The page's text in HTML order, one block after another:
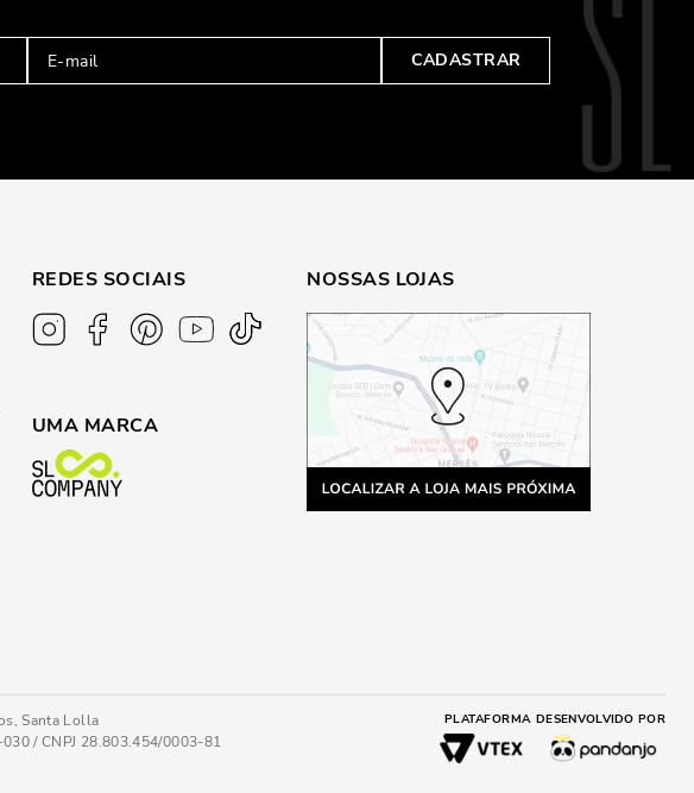
CADASTRAR
REDES SOCIAIS
UMA MARCA
NOSSAS LOJAS
Santa Lolla
/ CNPJ 28.803.454/0003-81
PLATAFORMA DESENVOLVIDO POR